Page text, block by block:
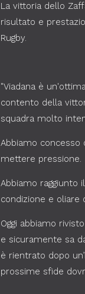
La vittoria dello
risultato e
Rugby.
"Viadana è
contento della
squadra molto
Abbiamo concesso
mettere pressione.
Abbiamo raggiunto
condizione e oliare
Oggi abbiamo
e sicuramente sa
è rientrato dopo
prossime sfide